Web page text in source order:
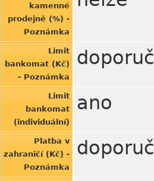
kamenné
prodejně (%) -
Poznámka
Limit
bankomat (Kč)
- Poznámka
Limit
bankomat
(individuální)
ano
Platba v
zahraničí (Kč) -
Poznámka